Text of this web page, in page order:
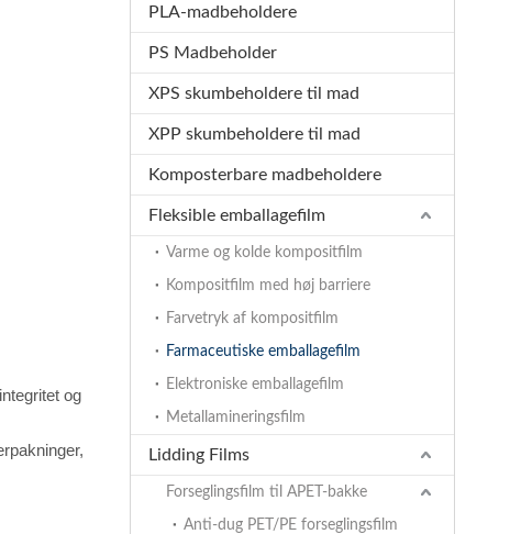
og
PLA-madbeholdere
PS Madbeholder
XPS skumbeholdere til mad
XPP skumbeholdere til mad
Komposterbare madbeholdere
Fleksible emballagefilm
Varme og kolde kompositfilm
Kompositfilm med høj barriere
Farvetryk af kompositfilm
Farmaceutiske emballagefilm
Elektroniske emballagefilm
Metallamineringsfilm
Lidding Films
Forseglingsfilm til APET-bakke
Anti-dug PET/PE forseglingsfilm